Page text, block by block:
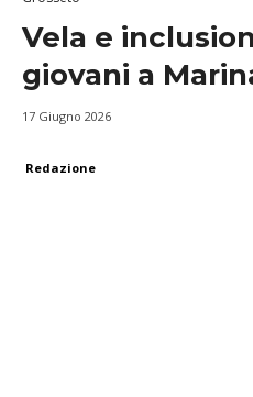
Vela e
giovani a
17 Giugno 2026
Redazione